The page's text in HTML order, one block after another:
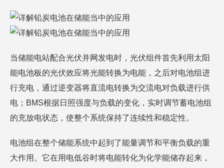
当储能电站配合光伏并网发电时，光伏组件首先利用太阳
能电池板的光伏效应将光能转换为电能，之后对电池组进
行充电，通过逆变器将直流电转换为交流电对负载进行供
电；BMS根据日照强度与负载的变化，实时调节蓄电池组
的充放电状态，使整个系统保持了连续性和稳定性。
电池组在整个储能系统中起到了能量调节和平衡负载的重
大作用。它在用电低谷时将电能转化为化学能储存起来，